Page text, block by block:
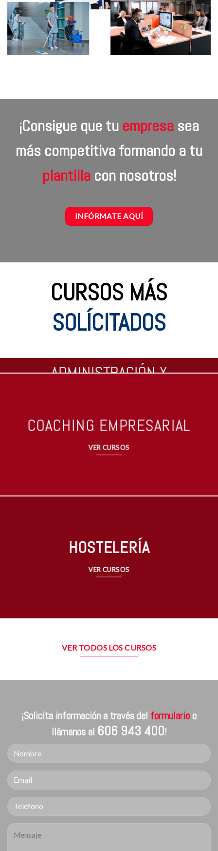
¡Consigue que tu empresa sea
más competitiva formando a tu
plantillacon nosotros!
INFÓRMATE AQUÍ
CURSOS MÁS
SOLÍCITADOS
ADMINISTRACIÓN Y
COACHING EMPRESARIAL
VER CURSOS
HOSTELERÍA
VER CURSOS
VER TODOS LOS CURSOS
¡Solicita información a través del formulario o
llámanos al 606 943 400!